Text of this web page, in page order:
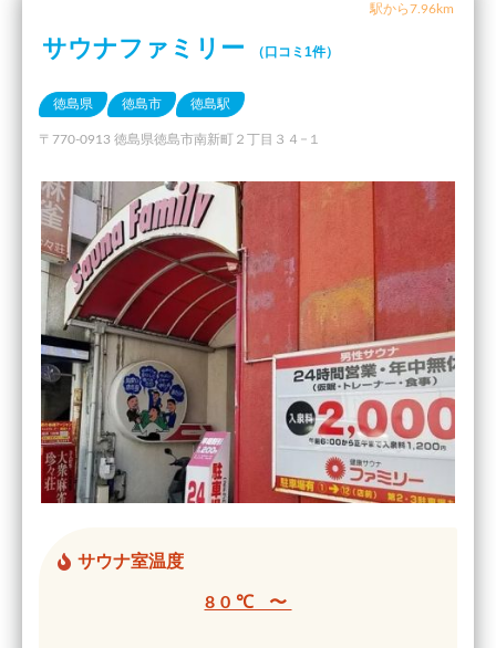
駅から7.96km
サウナファミリー （口コミ1件）
徳島県 徳島市 徳島駅
〒770-0913 徳島県徳島市南新町２丁目３４−１
サウナ室温度
80℃ 〜